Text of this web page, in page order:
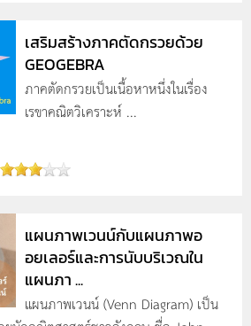
เสริมสร้างภาคตัดกรวยด้วย
GEOGEBRA
ภาคตัดกรวยเป็นเนื้อหาหนึ่งในเรื่อง
เรขาคณิตวิเคราะห์ ...
แผนภาพเวนน์กับแผนภาพอ
อยเลอร์และการนับบริเวณใน
แผนภา ...
แผนภาพเวนน์ (Venn Diagram) เป็น